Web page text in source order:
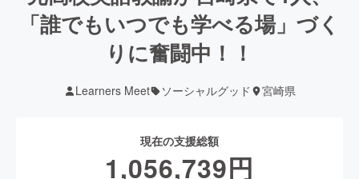
「誰でもいつでも学べる場」づく
りに奮闘中！！
Learners Meet ソーシャルグッド 宮崎県
現在の支援総額
1,056,739円